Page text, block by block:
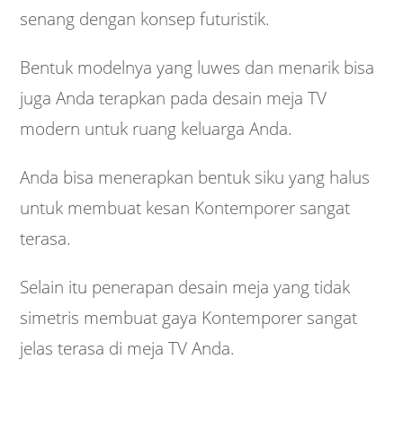
senang dengan konsep futuristik.
Bentuk modelnya yang luwes dan menarik bisa
juga Anda terapkan pada desain meja TV
modern untuk ruang keluarga Anda.
Anda bisa menerapkan bentuk siku yang halus
untuk membuat kesan Kontemporer sangat
terasa.
Selain itu penerapan desain meja yang tidak
simetris membuat gaya Kontemporer sangat
jelas terasa di meja TV Anda.